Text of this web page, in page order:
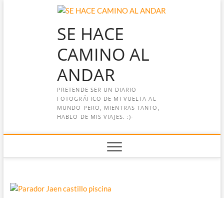
SE HACE
CAMINO AL
ANDAR
PRETENDE SER UN DIARIO
FOTOGRÁFICO DE MI VUELTA AL
MUNDO PERO, MIENTRAS TANTO,
HABLO DE MIS VIAJES. :)-